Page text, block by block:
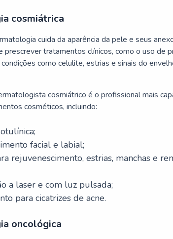
cosmiátrica
cuida da aparência da pele e seus
prescrever tratamentos clínicos, como o uso de
como celulite, estrias e sinais do
cosmiátrico é o profissional mais
cosméticos, incluindo:
facial e labial;
rejuvenescimento, estrias, manchas e
a laser e com luz pulsada;
para cicatrizes de acne.
oncológica